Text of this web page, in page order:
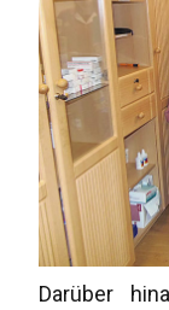
Darüber